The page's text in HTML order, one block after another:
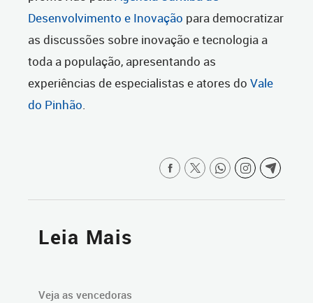
Desenvolvimento e Inovação para democratizar
as discussões sobre inovação e tecnologia a
toda a população, apresentando as
experiências de especialistas e atores do Vale
do Pinhão.
Leia Mais
Veja as vencedoras